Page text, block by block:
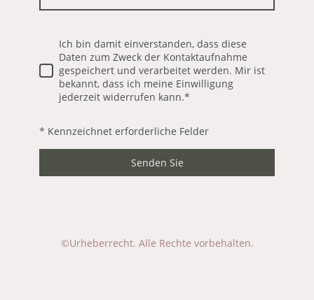
Ich bin damit einverstanden, dass diese
Daten zum Zweck der Kontaktaufnahme
gespeichert und verarbeitet werden. Mir ist
bekannt, dass ich meine Einwilligung
jederzeit widerrufen kann.*
* Kennzeichnet erforderliche Felder
Senden Sie
©Urheberrecht. Alle Rechte vorbehalten.